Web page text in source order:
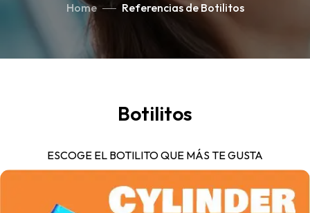
Home Referencias de Botilitos
Botilitos
ESCOGE EL BOTILITO QUE MÁS TE GUSTA